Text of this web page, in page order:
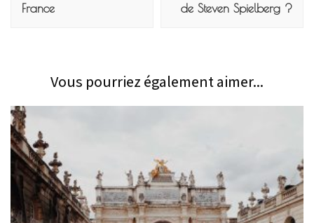
France
de Steven Spielberg ?
Vous pourriez également aimer...